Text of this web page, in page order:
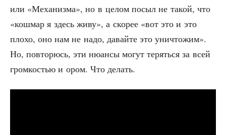
или «Меха­низ­ма», но в целом посыл не такой, что
«кош­мар я здесь живу», а ско­рее «вот это и это
пло­хо, оно нам не надо, давай­те это уни­что­жим».
Но, повто­рюсь, эти нюан­сы могут терять­ся за всей
гром­ко­стью и ором. Что делать.